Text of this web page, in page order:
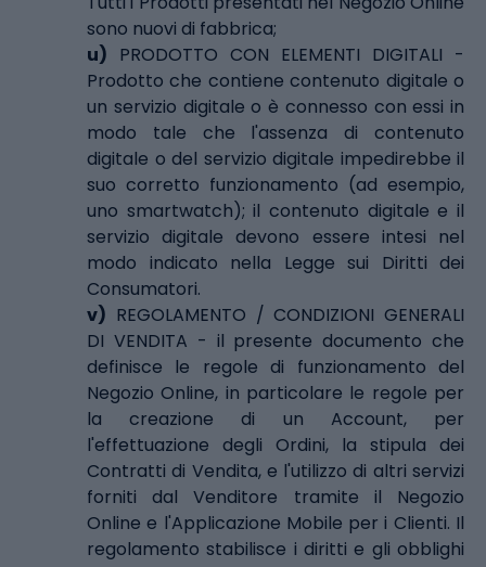
sono nuovi di fabbrica;
u) PRODOTTO CON ELEMENTI DIGITALI -
Prodotto che contiene contenuto digitale o
un servizio digitale o è connesso con essi in
modo tale che l'assenza di contenuto
digitale o del servizio digitale impedirebbe il
suo corretto funzionamento (ad esempio,
uno smartwatch); il contenuto digitale e il
servizio digitale devono essere intesi nel
modo indicato nella Legge sui Diritti dei
Consumatori.
v) REGOLAMENTO / CONDIZIONI GENERALI
DI VENDITA - il presente documento che
definisce le regole di funzionamento del
Negozio Online, in particolare le regole per
la creazione di un Account, per
l'effettuazione degli Ordini, la stipula dei
Contratti di Vendita, e l'utilizzo di altri servizi
forniti dal Venditore tramite il Negozio
Online e l'Applicazione Mobile per i Clienti. Il
regolamento stabilisce i diritti e gli obblighi